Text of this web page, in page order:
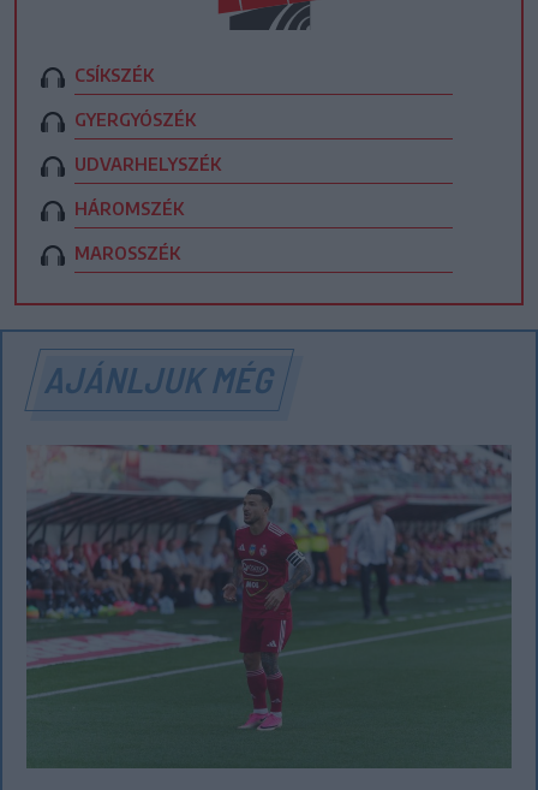
CSÍKSZÉK
GYERGYÓSZÉK
UDVARHELYSZÉK
HÁROMSZÉK
MAROSSZÉK
AJÁNLJUK MÉG